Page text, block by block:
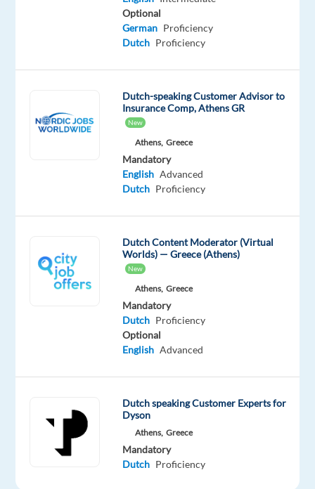
te
laten
experience.
Als
Nederlands-
klantenservicemedewerker
in
Optional
German Proficiency
Dutch Proficiency
Dutch-speaking Customer Advisor to
Insurance Comp, Athens GR
New
Athens, Greece
Mandatory
English Advanced
Dutch Proficiency
Dutch Content Moderator (Virtual
Worlds) — Greece (Athens)
New
Athens, Greece
Mandatory
Dutch Proficiency
Optional
English Advanced
Dutch speaking Customer Experts for
Dyson
Athens, Greece
Mandatory
Dutch Proficiency